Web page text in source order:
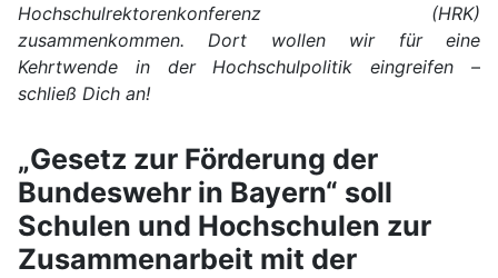
Hochschulrektorenkonferenz (HRK)
zusammenkommen. Dort wollen wir für eine
Kehrtwende in der Hochschulpolitik eingreifen –
schließ Dich an!
„Gesetz zur Förderung der
Bundeswehr in Bayern“ soll
Schulen und Hochschulen zur
Zusammenarbeit mit der